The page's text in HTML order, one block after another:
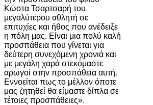
Κώστα Τσαρτσαρή του
μεγαλύτερου αθλητή σε
επιτυχίες και ήθος που ανέδειξε
η πόλη μας. Είναι μια πολύ καλή
προσπάθεια που γίνεται για
δεύτερη συνεχόμενη χρονιά και
με μεγάλη χαρά στεκόμαστε
αρωγοί στην προσπάθεια αυτή.
Εννοείται πως το μέλλον όποτε
μας ζητηθεί θα είμαστε δίπλα σε
τέτοιες προσπάθειες».